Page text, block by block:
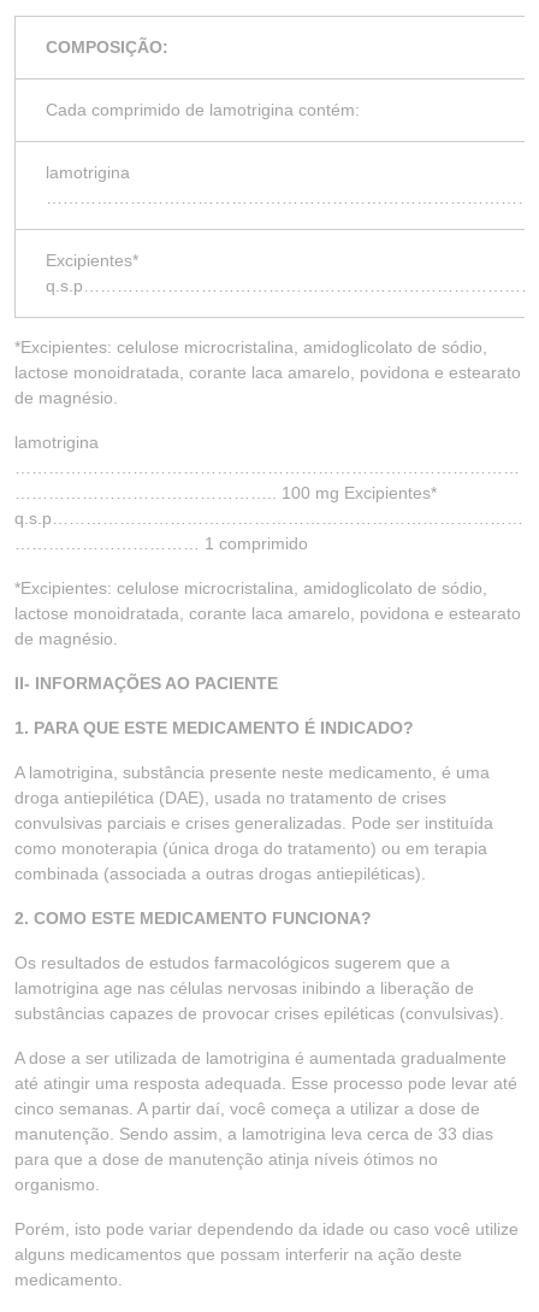
COMPOSIÇÃO:
Cada comprimido de lamotrigina contém:
lamotrigina
Excipientes*
*Excipientes: celulose microcristalina, amidoglicolato de sódio,
lactose monoidratada, corante laca amarelo, povidona e estearato
de magnésio.
lamotrigina
……………………………………….. 100 mg Excipientes*
q.s.p…………………………………………………………………………
…………………………… 1 comprimido
*Excipientes: celulose microcristalina, amidoglicolato de sódio,
lactose monoidratada, corante laca amarelo, povidona e estearato
de magnésio.
II- INFORMAÇÕES AO PACIENTE
1. PARA QUE ESTE MEDICAMENTO É INDICADO?
A lamotrigina, substância presente neste medicamento, é uma
droga antiepilética (DAE), usada no tratamento de crises
convulsivas parciais e crises generalizadas. Pode ser instituída
como monoterapia (única droga do tratamento) ou em terapia
combinada (associada a outras drogas antiepiléticas).
2. COMO ESTE MEDICAMENTO FUNCIONA?
Os resultados de estudos farmacológicos sugerem que a
lamotrigina age nas células nervosas inibindo a liberação de
substâncias capazes de provocar crises epiléticas (convulsivas).
A dose a ser utilizada de lamotrigina é aumentada gradualmente
até atingir uma resposta adequada. Esse processo pode levar até
cinco semanas. A partir daí, você começa a utilizar a dose de
manutenção. Sendo assim, a lamotrigina leva cerca de 33 dias
para que a dose de manutenção atinja níveis ótimos no
organismo.
Porém, isto pode variar dependendo da idade ou caso você utilize
alguns medicamentos que possam interferir na ação deste
medicamento.